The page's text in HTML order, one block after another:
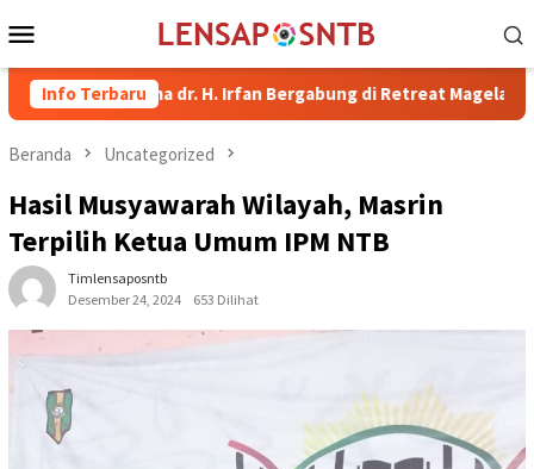
ke
Mobile
Info Terbaru
dr. H. Irfan Bergabung di Retreat Magelang Rutan
Beranda Uncategorized
Hasil Musyawarah Wilayah, Masrin
Terpilih Ketua Umum IPM NTB
Timlensaposntb
Desember 24, 2024
653 Dilihat